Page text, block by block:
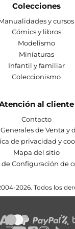
Colecciones
y cursos
Cómics y libros
Modelismo
Miniaturas
Infantil y familiar
Coleccionismo
al cliente
Contacto
de Venta y
de privacidad y
Mapa del sitio
de Configuración de
2026. Todos los